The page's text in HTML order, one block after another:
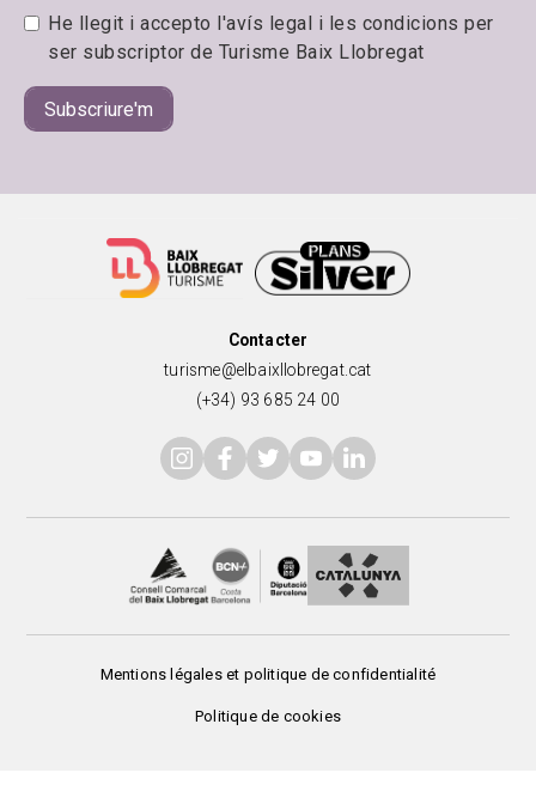
He llegit i accepto l'avís legal i les condicions per
ser subscriptor de Turisme Baix Llobregat
Contacter
turisme@elbaixllobregat.cat
(+34) 93 685 24 00
PeuMentions légales et politique de confidentialité
Politique de cookies